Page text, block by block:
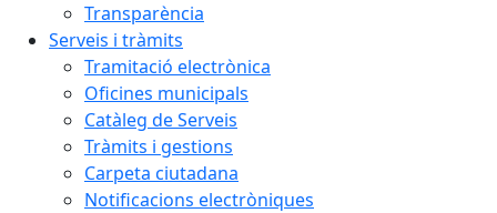
Transparència
Serveis i tràmits
Tramitació electrònica
Oficines municipals
Catàleg de Serveis
Tràmits i gestions
Carpeta ciutadana
Notificacions electròniques